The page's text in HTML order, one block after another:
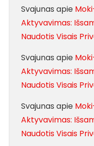
Svajunas apie
Aktyvavimas:
Naudotis Visais
Svajunas apie
Aktyvavimas:
Naudotis Visais
Svajunas apie
Aktyvavimas:
Naudotis Visais